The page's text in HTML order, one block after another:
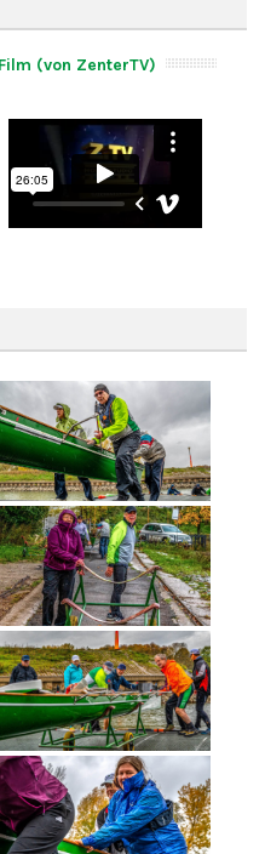
(von ZenterTV)